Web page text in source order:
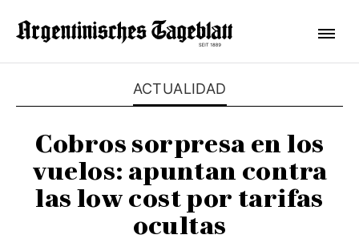
ACTUALIDAD
Cobros sorpresa en los
vuelos: apuntan contra
las low cost por tarifas
ocultas